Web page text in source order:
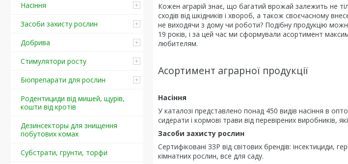
Насіння
Засоби захисту рослин
Добрива
Стимулятори росту
Біопрепарати для рослин
Родентициди від мишей, щурів,
кошти від кротів
Дезинсекторы для знищення
побутових комах
Субстрати, грунти, торфи
Кожен аграрій знає, що багатий врожай залежить не
сходів від шкідників і хвороб, а також своєчасному
не виходячи з дому чи роботи? Подібну продукцію
19 років, і за цей час ми сформували асортимент
любителям.
Асортимент аграрної продукції
Насіння
У каталозі представлено понад 450 видів насіння в
сидерати і кормові трави від перевірених виробників,
Засоби захисту рослин
Сертифіковані ЗЗР від світових брендів: інсектициди,
кімнатних рослин, все для саду.